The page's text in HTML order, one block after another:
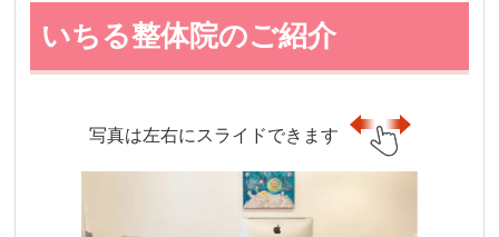
いちる整体院のご紹介
写真は左右にスライドできます